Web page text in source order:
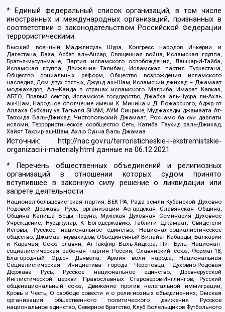
* Единый федеральный список организаций, в том числе
иностранных и международных организаций, признанных в
соответствии с законодательством Российской Федерации
террористическими:
Высший военный Маджлисуль Шура, Конгресс народов Ичкерии и
Дагестана, База, Асбат аль-Ансар, Священная война, Исламская группа,
Братья-мусульмане, Партия исламского освобождения, Лашкар-И-Тайба,
Исламская группа, Движение Талибан, Исламская партия Туркестана,
Общество социальных реформ, Общество возрождения исламского
наследия, Дом двух святых, Джунд аш-Шам, Исламский джихад – Джамаат
моджахедов, Аль-Каида в странах исламского Магриба, Имарат Кавказ,
АБТО, Правый сектор, Исламское государство, Джабха аль-Нусра ли-Ахль
аш-Шам, Народное ополчение имени К. Минина и Д. Пожарского, Аджр от
Аллаха Субхану уа Тагьаля SHAM, АУМ Синрике, Муджахеды джамаата Ат-
Тавхида Валь-Джихад, Чистопольский Джамаат, Рохнамо ба суи давлати
исломи, Террористическое сообщество Сеть, Катиба Таухид валь-Джихад,
Хайят Тахрир аш-Шам, Ахлю Сунна Валь Джамаа
Источник:
http://nac.gov.ru/terroristicheskie-i-ekstremistskie-
organizacii-i-materialy.html данные на06.12.2021
* Перечень общественных объединений и религиозных
организаций в отношении которых судом принято
вступившее в законную силу решение о ликвидации или
запрете деятельности:
Национал-большевистская партия, ВЕК РА, Рада земли Кубанской Духовно
Родовой Державы Русь, организация Асгардская Славянская Община,
Община Капища Веды Перуна, Мужская Духовная Семинария Духовное
Учреждение, Нурджулар, К Богодержавию, Таблиги Джамаат, Свидетели
Иеговы, Русское национальное единство, Национал-социалистическое
общество, Джамаат мувахидов, Объединенный Вилайат Кабарды, Балкарии
и Карачая, Союз славян, Ат-Такфир Валь-Хиджра, Пит Буль, Национал-
социалистическая рабочая партия России, Славянский союз, Формат-18,
Благородный Орден Дьявола, Армия воли народа, Национальная
Социалистическая Инициатива города Череповца, Духовно-Родовая
Держава Русь, Русское национальное единство, Древнерусской
Инглистической церкви Православных Староверов-Инглингов, Русский
общенациональный союз, Движение против нелегальной иммиграции,
Кровь и Честь, О свободе совести и о религиозных объединениях, Омская
организация общественного политического движения Русское
национальное единство, Северное Братство, Клуб Болельщиков Футбольного